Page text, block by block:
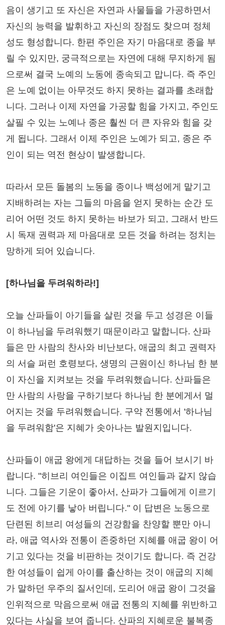
음이 생기고 또 자신은 자연과 사물들을 가공하면서
자신의 능력을 발휘하고 자신의 장점도 찾으며 정체
성도 형성합니다. 한편 주인은 자기 마음대로 종을 부
릴 수 있지만, 궁극적으로는 자연에 대해 무지하게 됨
으로써 결국 노예의 노동에 종속되고 맙니다. 즉 주인
은 노예 없이는 아무것도 하지 못하는 결과를 초래합
니다. 그러나 이제 자연을 가공할 힘을 가지고, 주인도
살필 수 있는 노예나 종은 훨씬 더 큰 자유와 힘을 갖
게 됩니다. 그래서 이제 주인은 노예가 되고, 종은 주
인이 되는 역전 현상이 발생합니다.
따라서 모든 돌봄의 노동을 종이나 백성에게 맡기고
지배하려는 자는 그들의 마음을 얻지 못하는 순간 도
리어 어떤 것도 하지 못하는 바보가 되고, 그래서 반드
시 독재 권력과 제 마음대로 모든 것을 하려는 정치는
망하게 되어 있습니다.
[하나님을 두려워하라!]
오늘 산파들이 아기들을 살린 것을 두고 성경은 이들
이 하나님을 두려워했기 때문이라고 말합니다. 산파
들은 만 사람의 찬사와 비난보다, 애굽의 최고 권력자
의 서슬 퍼런 호령보다, 생명의 근원이신 하나님 한 분
이 자신을 지켜보는 것을 두려워했습니다. 산파들은
만 사람의 사랑을 구하기보다 하나님 한 분에게서 멀
어지는 것을 두려워했습니다. 구약 전통에서 '하나님
을 두려워함'은 지혜가 솟아나는 발원지입니다.
산파들이 애굽 왕에게 대답하는 것을 들어 보시기 바
랍니다. "히브리 여인들은 이집트 여인들과 같지 않습
니다. 그들은 기운이 좋아서, 산파가 그들에게 이르기
도 전에 아기를 낳아 버립니다." 이 답변은 노동으로
단련된 히브리 여성들의 건강함을 찬양할 뿐만 아니
라, 애굽 역사와 전통이 존중하던 지혜를 애굽 왕이 어
기고 있다는 것을 비판하는 것이기도 합니다. 즉 건강
한 여성들이 쉽게 아이를 출산하는 것이 애굽의 지혜
가 말하던 우주의 질서인데, 도리어 애굽 왕이 그것을
인위적으로 막음으로써 애굽 전통의 지혜를 위반하고
있다는 사실을 보여 줍니다. 산파의 지혜로운 불복종